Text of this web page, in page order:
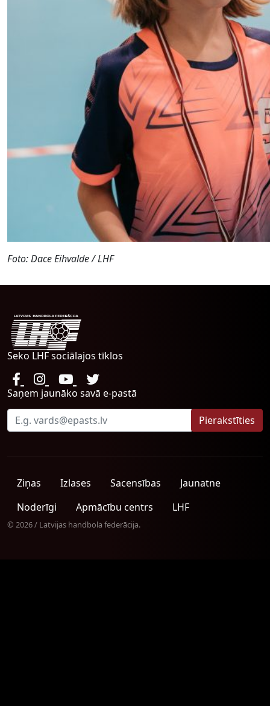
Foto: Dace Eihvalde / LHF
Seko LHF sociālajos tīklos
Saņem jaunāko savā e-pastā
Ziņas Izlases Sacensības
Jaunatne
Noderīgi
Apmācību centrs LHF
© 2026 / Latvijas handbola federācija.